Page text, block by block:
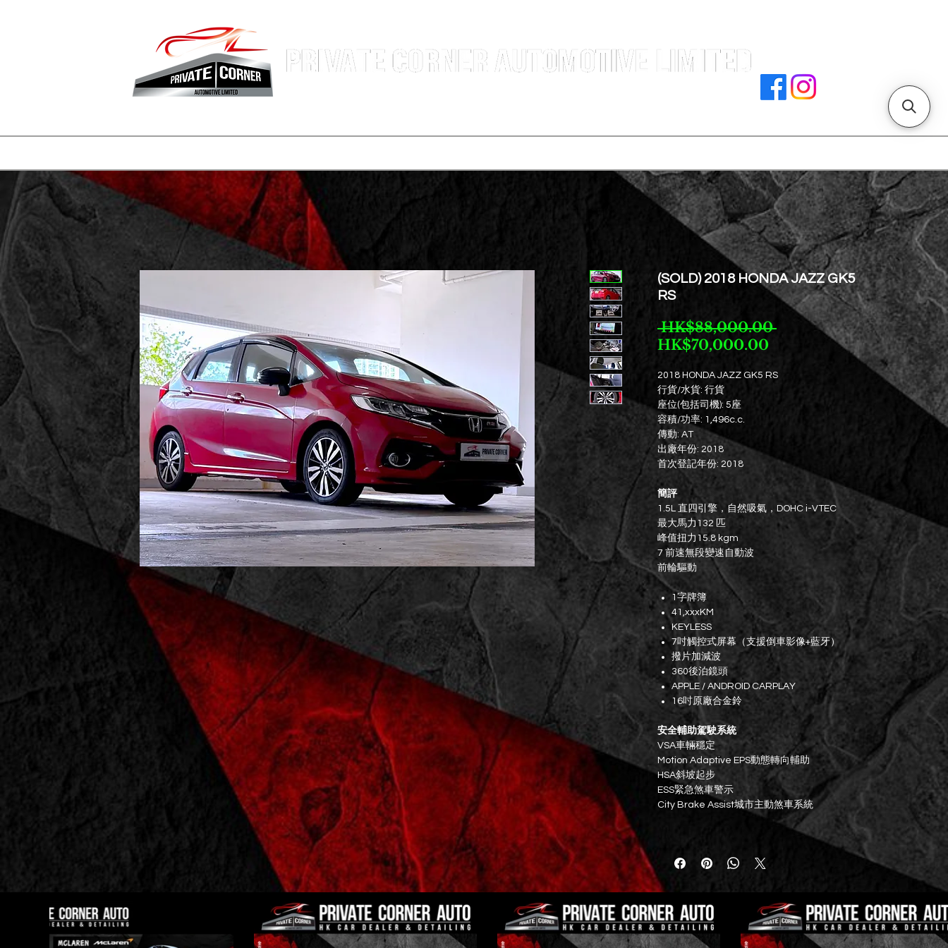
(SOLD) 2018 HONDA JAZZ GK5
RS
HK$88,000.00 一
格
HK$70,000.00促
價
格
2018 HONDA JAZZ GK5 RS
行貨/水貨: 行貨
座位(包括司機): 5座
容積/功率: 1,496c.c.
傳動: AT
出廠年份: 2018
首次登記年份: 2018
簡評
1.5L 直四引擎，自然吸氣，DOHC i-VTEC
最大馬力132 匹
峰值扭力15.8 kgm
7 前速無段變速自動波
前輪驅動
1字牌簿
41,xxxKM
KEYLESS
7吋觸控式屏幕（支援倒車影像+藍牙）
撥片加減波
360後泊鏡頭
APPLE / ANDROID CARPLAY
16吋原廠合金鈴
安全輔助駕駛系統
VSA車輛穩定
Motion Adaptive EPS動態轉向輔助
HSA斜坡起步
ESS緊急煞車警示
City Brake Assist城市主動煞車系統